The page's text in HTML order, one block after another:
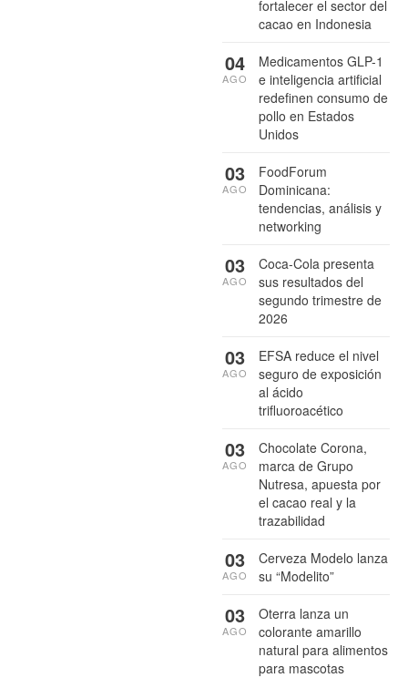
fortalecer el sector del
cacao en Indonesia
Medicamentos GLP-1
e inteligencia artificial
redefinen consumo de
pollo en Estados
Unidos
04
AGO
FoodForum
Dominicana:
tendencias, análisis y
networking
03
AGO
Coca-Cola presenta
sus resultados del
segundo trimestre de
2026
03
AGO
EFSA reduce el nivel
seguro de exposición
al ácido
trifluoroacético
03
AGO
Chocolate Corona,
marca de Grupo
Nutresa, apuesta por
el cacao real y la
trazabilidad
03
AGO
Cerveza Modelo lanza
su “Modelito”
03
AGO
Oterra lanza un
colorante amarillo
natural para alimentos
para mascotas
03
AGO